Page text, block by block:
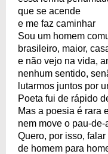
que se acende
e me faz caminhar
Sou um homem
brasileiro, maior,
e não vejo na vida,
nenhum sentido,
lutarmos juntos por
Poeta fui de rápido
Mas a poesia é rara
nem move o pau-de-
Quero, por isso, falar
de homem para